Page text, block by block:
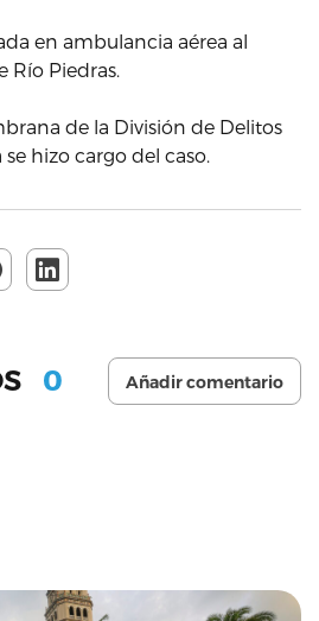
en ambulancia aérea al
Río Piedras.
de la División de Delitos
hizo cargo del caso.
0 Añadir comentario